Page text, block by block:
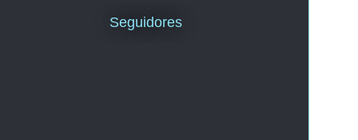
Seguidores